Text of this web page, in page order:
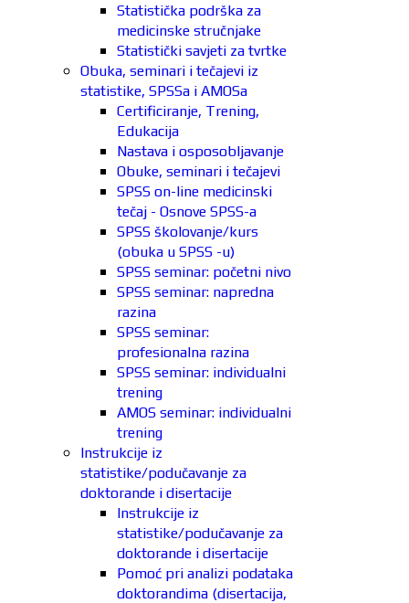
Statistička podrška za
medicinske stručnjake
Statistički savjeti za tvrtke
Obuka, seminari i tečajevi iz
statistike, SPSSa i AMOSa
Certificiranje, Trening,
Edukacija
Nastava i osposobljavanje
Obuke, seminari i tečajevi
SPSS on-line medicinski
tečaj - Osnove SPSS-a
SPSS školovanje/kurs
(obuka u SPSS -u)
SPSS seminar: početni nivo
SPSS seminar: napredna
razina
SPSS seminar:
profesionalna razina
SPSS seminar: individualni
trening
AMOS seminar: individualni
trening
Instrukcije iz
statistike/podučavanje za
doktorande i disertacije
Instrukcije iz
statistike/podučavanje za
doktorande i disertacije
Pomoć pri analizi podataka
doktorandima (disertacija,